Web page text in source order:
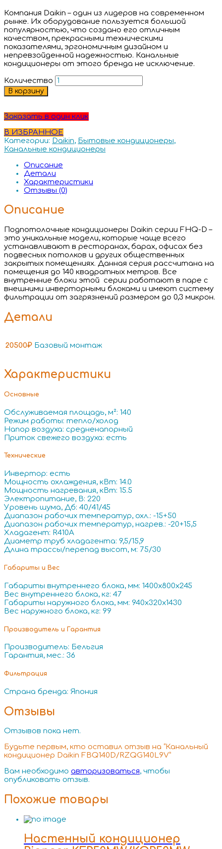
Компания Daikin – один из лидеров на современном
рынке. Их оборудование пользуется большой
популярностью, что создано его отличным
качеством, прекрасными техническими
показателями, эргономичным дизайном и
непревзойденной надежностью. Канальные
кондиционеры от этого бренда не исключение.
Количество
В корзину
Заказать в один клик
В ИЗБРАННОЕ
Категории: Daikin, Бытовые кондиционеры,
Канальные кондиционеры
Описание
Детали
Характеристики
Отзывы (0)
Описание
Подпотолочные кондиционеры Daikin серии FHQ-D –
это уникальные модели, которые чаще всего
устанавливают в ресторанах, барах, офисах без
подвесных потолков и других общественных
закрытых помещениях. Данная серия рассчитана на
помещения до 140 квадратных метров. Все
внутренние блоки этой серии работают в паре с
внешними инверторными блоками и имеют систему
фильтрации от загрязнений размером до 0,3 микрон.
Детали
20500₽ Базовый монтаж
Характеристики
Основные
Обслуживаемая площадь, м²: 140
Режим работы: тепло/холод
Напор воздуха: средненапорный
Приток свежего воздуха: есть
Технические
Инвертор: есть
Мощность охлаждения, кВт: 14.0
Мощность нагревания, кВт: 15.5
Электропитание, В: 220
Уровень шума, Дб: 40/41/45
Диапазон рабочих температур, охл.: -15+50
Диапазон рабочих температур, нагрев.: -20+15,5
Хладагент: R410A
Диаметр труб хладагента: 9,5/15,9
Длина трассы/перепад высот, м: 75/30
Габариты и Вес
Габариты внутреннего блока, мм: 1400x800x245
Вес внутреннего блока, кг: 47
Габариты наружного блока, мм: 940x320x1430
Вес наружного блока, кг: 99
Производитель и Гарантия
Производитель: Бельгия
Гарантия, мес.: 36
Фильтрация
Страна бренда: Япония
Отзывы
Отзывов пока нет.
Будьте первым, кто оставил отзыв на “Канальный
кондиционер Daikin FBQ140D/RZQG140L9V”
Вам необходимо авторизоваться, чтобы
опубликовать отзыв.
Похожие товары
Настенный кондиционер